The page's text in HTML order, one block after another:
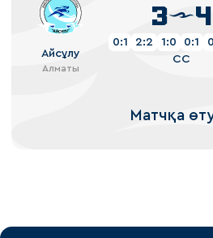
Айсұлу
Алматы
3 4
0:1 2:2 1:0 0:1
СС
Матчқа